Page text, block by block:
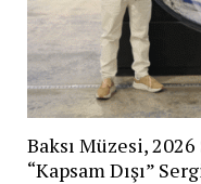
Baksı Müzesi,
“Kapsam Dışı”